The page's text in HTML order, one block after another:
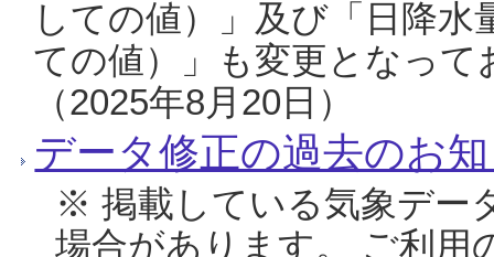
しての値）」及び「日降
ての値）」も変更となっ
（2025年8月20日）
データ修正の過去のお
※ 掲載している気象デー
場合があります。 ご利用